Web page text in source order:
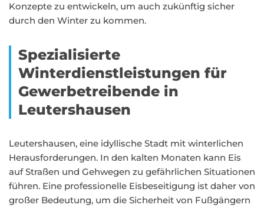
Konzepte zu entwickeln, um auch zukünftig sicher
durch den Winter zu kommen.
Spezialisierte
Winterdienstleistungen für
Gewerbetreibende in
Leutershausen
Leutershausen, eine idyllische Stadt mit winterlichen
Herausforderungen. In den kalten Monaten kann Eis
auf Straßen und Gehwegen zu gefährlichen Situationen
führen. Eine professionelle Eisbeseitigung ist daher von
großer Bedeutung, um die Sicherheit von Fußgängern